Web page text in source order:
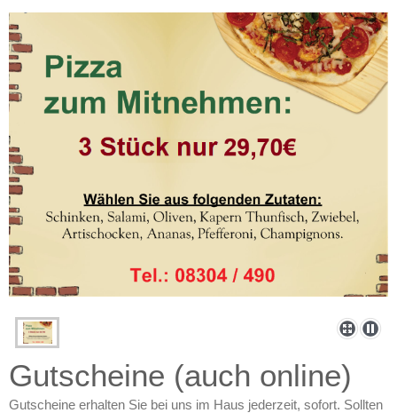
Gutscheine (auch online)
Gutscheine erhalten Sie bei uns im Haus jederzeit, sofort. Sollten